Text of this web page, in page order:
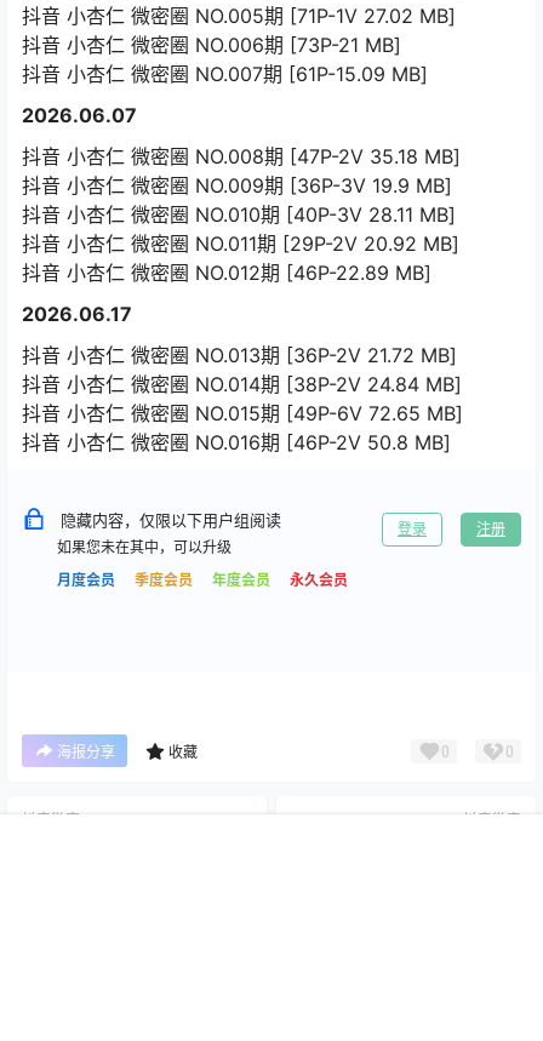
抖音 小杏仁 微密圈 NO.005期 [71P-1V 27.02 MB]
抖音 小杏仁 微密圈 NO.006期 [73P-21 MB]
抖音 小杏仁 微密圈 NO.007期 [61P-15.09 MB]
2026.06.07
抖音 小杏仁 微密圈 NO.008期 [47P-2V 35.18 MB]
抖音 小杏仁 微密圈 NO.009期 [36P-3V 19.9 MB]
抖音 小杏仁 微密圈 NO.010期 [40P-3V 28.11 MB]
抖音 小杏仁 微密圈 NO.011期 [29P-2V 20.92 MB]
抖音 小杏仁 微密圈 NO.012期 [46P-22.89 MB]
2026.06.17
抖音 小杏仁 微密圈 NO.013期 [36P-2V 21.72 MB]
抖音 小杏仁 微密圈 NO.014期 [38P-2V 24.84 MB]
抖音 小杏仁 微密圈 NO.015期 [49P-6V 72.65 MB]
抖音 小杏仁 微密圈 NO.016期 [46P-2V 50.8 MB]
隐藏内容，仅限以下用户组阅读
如果您未在其中，可以升级
月度会员
季度会员 年度会员 永久会员
登录 注册
海报分享 收藏 0 0
抖音微密 抖音微密